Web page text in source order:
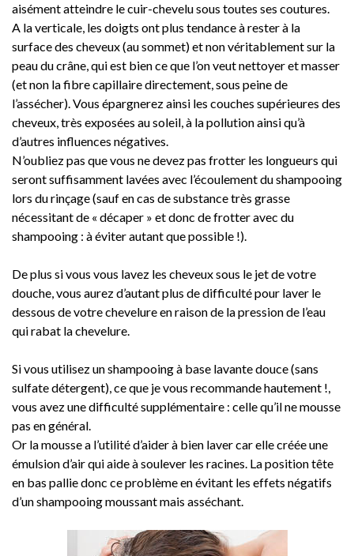
aisément atteindre le cuir-chevelu sous toutes ses coutures.
A la verticale, les doigts ont plus tendance à rester à la
surface des cheveux (au sommet) et non véritablement sur la
peau du crâne, qui est bien ce que l’on veut nettoyer et masser
(et non la fibre capillaire directement, sous peine de
l’assécher). Vous épargnerez ainsi les couches supérieures des
cheveux, très exposées au soleil, à la pollution ainsi qu’à
d’autres influences négatives.
N’oubliez pas que vous ne devez pas frotter les longueurs qui
seront suffisamment lavées avec l’écoulement du shampooing
lors du rinçage (sauf en cas de substance très grasse
nécessitant de « décaper » et donc de frotter avec du
shampooing : à éviter autant que possible !).
De plus si vous vous lavez les cheveux sous le jet de votre
douche, vous aurez d’autant plus de difficulté pour laver le
dessous de votre chevelure en raison de la pression de l’eau
qui rabat la chevelure.
Si vous utilisez un shampooing à base lavante douce (sans
sulfate détergent), ce que je vous recommande hautement !,
vous avez une difficulté supplémentaire : celle qu’il ne mousse
pas en général.
Or la mousse a l’utilité d’aider à bien laver car elle créée une
émulsion d’air qui aide à soulever les racines. La position tête
en bas pallie donc ce problème en évitant les effets négatifs
d’un shampooing moussant mais asséchant.